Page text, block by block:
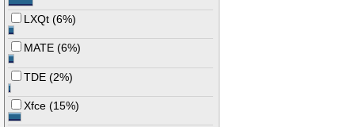
LXQt (6%)
MATE (6%)
TDE (2%)
Xfce (15%)